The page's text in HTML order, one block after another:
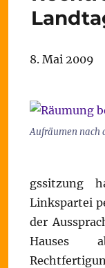
8. Mai 2009
Aufräumen nach
gssitzung
Linkspartei
der
Hauses